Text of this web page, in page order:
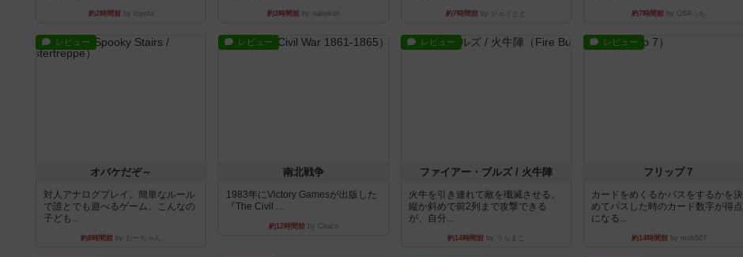
約2時間前by toyota 約3時間前 by nabekoh 約7時間前 by ジェイとと 約7時間前 by OSAっち
レビュー
オバケだぞ～
対人アナログプレイ。簡単なルール
で誰とでも遊べるゲーム。こんなの
子ども...
約8時間前 by おーちゃん
レビュー
南北戦争
1983年にVictory Gamesが出版した
『The Civil ...
約12時間前by Chaco
レビュー
ファイアー・ブルズ / 火牛陣
火牛を引き連れて敵を殲滅させる。
縦か斜めで前2列まで攻撃できる
が、自分...
約14時間前 by うらまこ
レビュー
フリップ７
カードをめくるかパスをするかを決
めてパスした時のカード数字が得点
になる...
約14時間前by mob567